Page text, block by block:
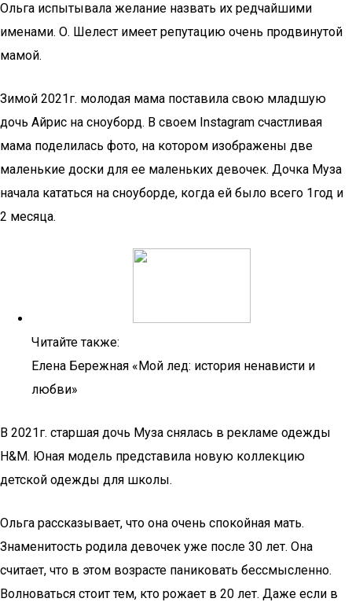
Ольга испытывала желание назвать их редчайшими
именами. О. Шелест имеет репутацию очень продвинутой
мамой.
Зимой 2021г. молодая мама поставила свою младшую
дочь Айрис на сноуборд. В своем Instagram счастливая
мама поделилась фото, на котором изображены две
маленькие доски для ее маленьких девочек. Дочка Муза
начала кататься на сноуборде, когда ей было всего 1год и
2 месяца.
Читайте также:
Елена Бережная «Мой лед: история ненависти и
любви»
В 2021г. старшая дочь Муза снялась в рекламе одежды
H&M. Юная модель представила новую коллекцию
детской одежды для школы.
Ольга рассказывает, что она очень спокойная мать.
Знаменитость родила девочек уже после 30 лет. Она
считает, что в этом возрасте паниковать бессмысленно.
Волноваться стоит тем, кто рожает в 20 лет. Даже если в